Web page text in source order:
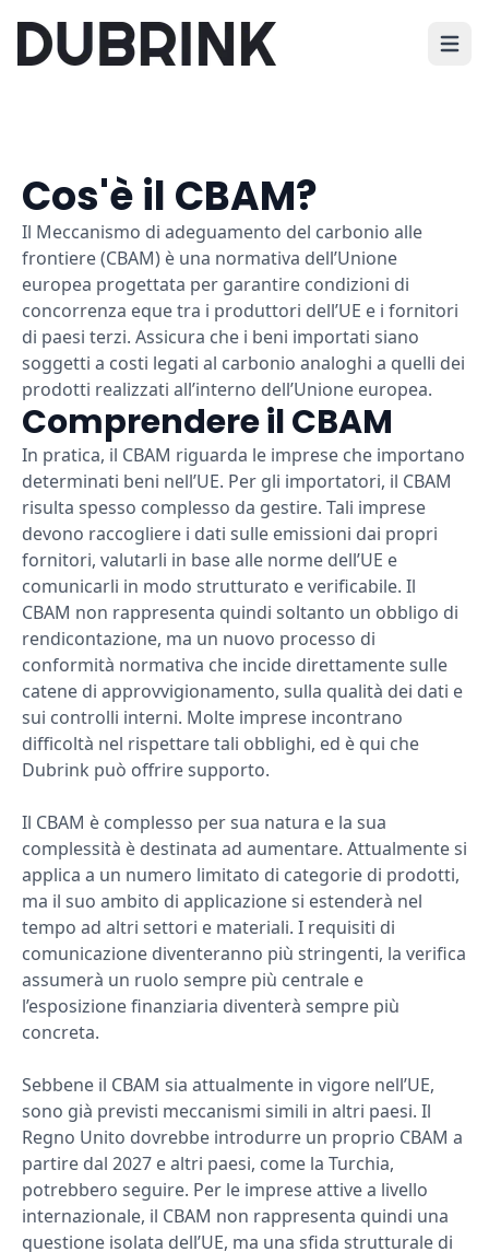
Apri
Cos'è il CBAM?
Il Meccanismo di adeguamento del carbonio alle
frontiere (CBAM) è una normativa dell’Unione
europea progettata per garantire condizioni di
concorrenza eque tra i produttori dell’UE e i fornitori
di paesi terzi. Assicura che i beni importati siano
soggetti a costi legati al carbonio analoghi a quelli dei
prodotti realizzati all’interno dell’Unione europea.
Comprendere il CBAM
In pratica, il CBAM riguarda le imprese che importano
determinati beni nell’UE. Per gli importatori, il CBAM
risulta spesso complesso da gestire. Tali imprese
devono raccogliere i dati sulle emissioni dai propri
fornitori, valutarli in base alle norme dell’UE e
comunicarli in modo strutturato e verificabile. Il
CBAM non rappresenta quindi soltanto un obbligo di
rendicontazione, ma un nuovo processo di
conformità normativa che incide direttamente sulle
catene di approvvigionamento, sulla qualità dei dati e
sui controlli interni. Molte imprese incontrano
difficoltà nel rispettare tali obblighi, ed è qui che
Dubrink può offrire supporto.
Il CBAM è complesso per sua natura e la sua
complessità è destinata ad aumentare. Attualmente si
applica a un numero limitato di categorie di prodotti,
ma il suo ambito di applicazione si estenderà nel
tempo ad altri settori e materiali. I requisiti di
comunicazione diventeranno più stringenti, la verifica
assumerà un ruolo sempre più centrale e
l’esposizione finanziaria diventerà sempre più
concreta.
Sebbene il CBAM sia attualmente in vigore nell’UE,
sono già previsti meccanismi simili in altri paesi. Il
Regno Unito dovrebbe introdurre un proprio CBAM a
partire dal 2027 e altri paesi, come la Turchia,
potrebbero seguire. Per le imprese attive a livello
internazionale, il CBAM non rappresenta quindi una
questione isolata dell’UE, ma una sfida strutturale di